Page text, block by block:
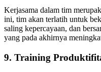
Kerjasama dalam tim
ini, tim akan terlatih untuk
saling kepercayaan, dan
yang pada akhirnya
9. Training